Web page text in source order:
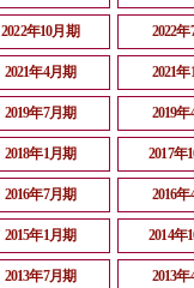
2022年10月期 2022
2021年4月期 2021
2019年7月期 2019
2018年1月期 2017年
2016年7月期 2016
2015年1月期 2014年
2013年7月期 2013